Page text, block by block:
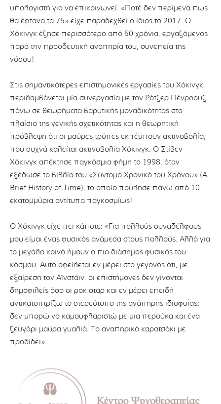
υπολογιστή για να επικοινωνεί. «Ποτέ δεν περίμενα πως
θα έφτανα τα 75» είχε παραδεχθεί ο ίδιος το 2017. Ο
Χόκινγκ έζησε περισσότερο από 50 χρόνια, εργαζόμενος
παρά την προοδευτική αναπηρία του, συνεπεία της
νόσου!
Στις σημαντικότερες επιστημονικές εργασίες του Χόκινγκ
περιλαμβάνεται μία συνεργασία με τον Ρότζερ Πένροουζ
πάνω σε θεωρήματα βαρυτικής μοναδικότητας στο
πλαίσιο της γενικής σχετικότητας και η θεωρητική
πρόβλεψη ότι οι μαύρες τρύπες εκπέμπουν ακτινοβολία,
που συχνά καλείται ακτινοβολία Χόκινγκ. Ο Στίβεν
Χόκινγκ απέκτησε παγκόσμια φήμη το 1998, όταν
εξέδωσε το βιβλίο του «Σύντομο Χρονικό του Χρόνου» (A
Brief History of Time), το οποίο πούλησε πάνω από 10
εκατομμύρια αντίτυπα παγκοσμίως!
Ο Χόκινγκ είχε πει κάποτε: «Για πολλούς συναδέλφους
μου είμαι ένας φυσικός ανάμεσα στους πολλούς. Αλλά για
το μεγάλο κοινό ήμουν ο πιο διάσημος φυσικός του
κόσμου. Αυτό οφείλεται εν μέρει στο γεγονός ότι, με
εξαίρεση τον Αϊνστάιν, οι επιστήμονες δεν γίνονται
δημοφιλείς όσο οι ροκ σταρ και εν μέρει επειδή
αντικατοπτρίζω το στερεότυπο της ανάπηρης ιδιοφυΐας:
δεν μπορώ να καμουφλαριστώ με μια περούκα και ένα
ζευγάρι μαύρα γυαλιά. Το αναπηρικό καροτσάκι με
προδίδει».